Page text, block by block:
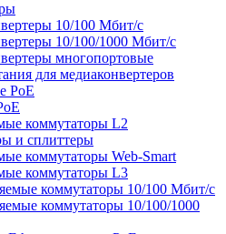
10/100 Мбит/с
10/100/1000 Мбит/c
многопортовые
для медиаконвертеров
коммутаторы L2
и сплиттеры
коммутаторы Web-Smart
коммутаторы L3
коммутаторы 10/100 Мбит/с
коммутаторы 10/100/1000